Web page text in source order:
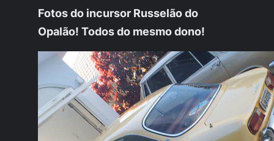
Fotos do incursor Russelão do
Opalão! Todos do mesmo dono!